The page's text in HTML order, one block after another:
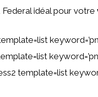
Federal idéal pour votre
template=list